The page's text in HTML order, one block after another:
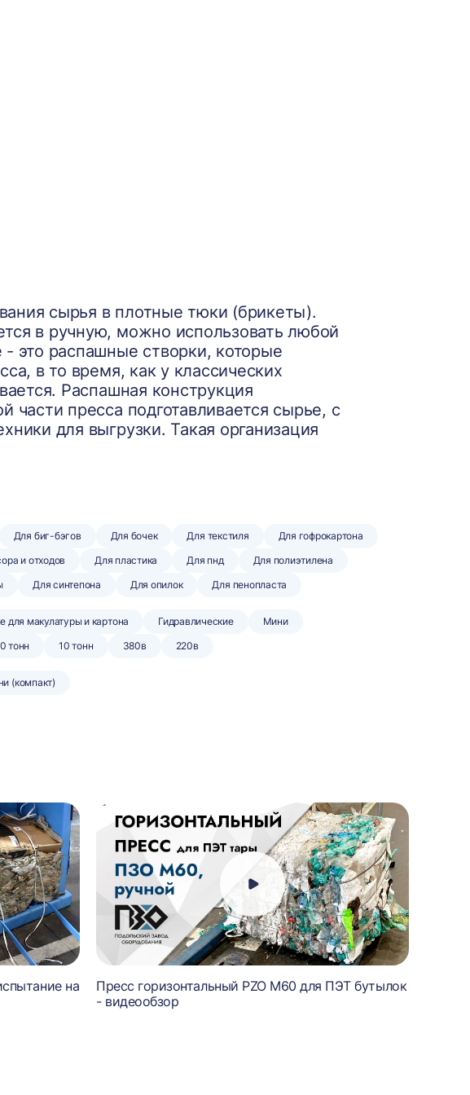
сырья в плотные тюки (брикеты).
в ручную, можно использовать любой
это распашные створки, которые
в то время, как у классических
Распашная конструкция
части пресса подготавливается сырье, с
для выгрузки. Такая организация
Для биг-бэгов Для бочек Для текстиля
Для гофрокартона
и отходов Для пластика Для пнд
Для полиэтилена
Для синтепона Для опилок Для пенопласта
для макулатуры и картона Гидравлические
Мини
тонн 10 тонн 380в 220в
(компакт)
на
Пресс горизонтальный PZO M60 для ПЭТ бутылок
- видеообзор